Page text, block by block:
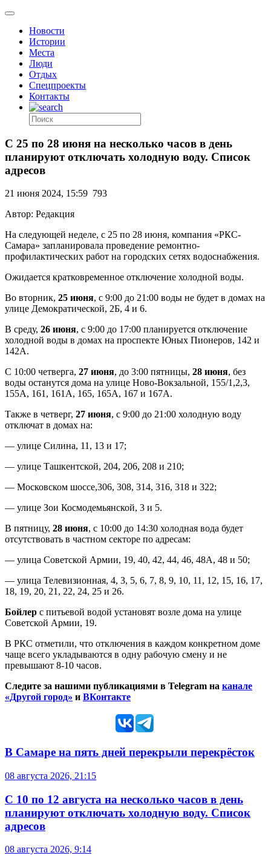
Новости
Истории
Места
Люди
Отдых
Спецпроекты
Контакты
С 25 по 28 июня на несколько часов в день
планируют отключать холодную воду. Список
адресов
21 июня 2024, 15:59 793
Автор: Редакция
На следующей неделе, с 25 по 28 июня, компания «РКС-
Самара» запланировала проведение ремонтно-
профилактических работ на городских сетях водоснабжения.
Ожидается кратковременное отключение холодной воды.
Во вторник, 25 июня, с 9:00 до 21:00 воды не будет в домах на
улице Демократической, 2Б, 4 и 6.
В среду, 26 июня, с 9:00 до 17:00 планируется отключение
холодной воды в домах на проспекте Юных Пионеров, 142 и
142А.
С 10:00 четверга, 27 июня, до 3:00 пятницы, 28 июня, без
воды останутся дома на улице Ново-Вокзальной, 155/1,2,3,
155А, 161, 161А, 165, 165А, 167 и 167А.
Также в четверг, 27 июня, с 9:00 до 21:00 холодную воду
отключат в домах на:
— улице Силина, 11, 13 и 17;
— улице Ташкентской, 204, 206, 208 и 210;
— Московском шоссе,306, 308, 314, 316, 318 и 322;
— улице Зои Космодемьянской, 3 и 5.
В пятницу, 28 июня, с 10:00 до 14:30 холодная вода будет
отсутствовать в частном секторе по адресам:
— улица Советской Армии, 19, 40, 42, 44, 46, 48А, 48 и 50;
— улица Телевизионная, 4, 3, 5, 6, 7, 8, 9, 10, 11, 12, 15, 16, 17,
18, 19, 20, 21, 22, 24, 25 и 26.
Бойлер с питьевой водой установят возле дома на улице
Советской Армии, 19.
В РКС отметили, что отключения в каждом конкретном доме
чаще всего укладываются в одну рабочую смену и не
превышают 8-10 часов.
Следите за нашими публикациями в Telegram на канале
«Другой город» и ВКонтакте
В Самаре на пять дней перекрыли перекрёсток
08 августа 2026, 21:15
С 10 по 12 августа на несколько часов в день
планируют отключать холодную воду. Список
адресов
08 августа 2026, 9:14